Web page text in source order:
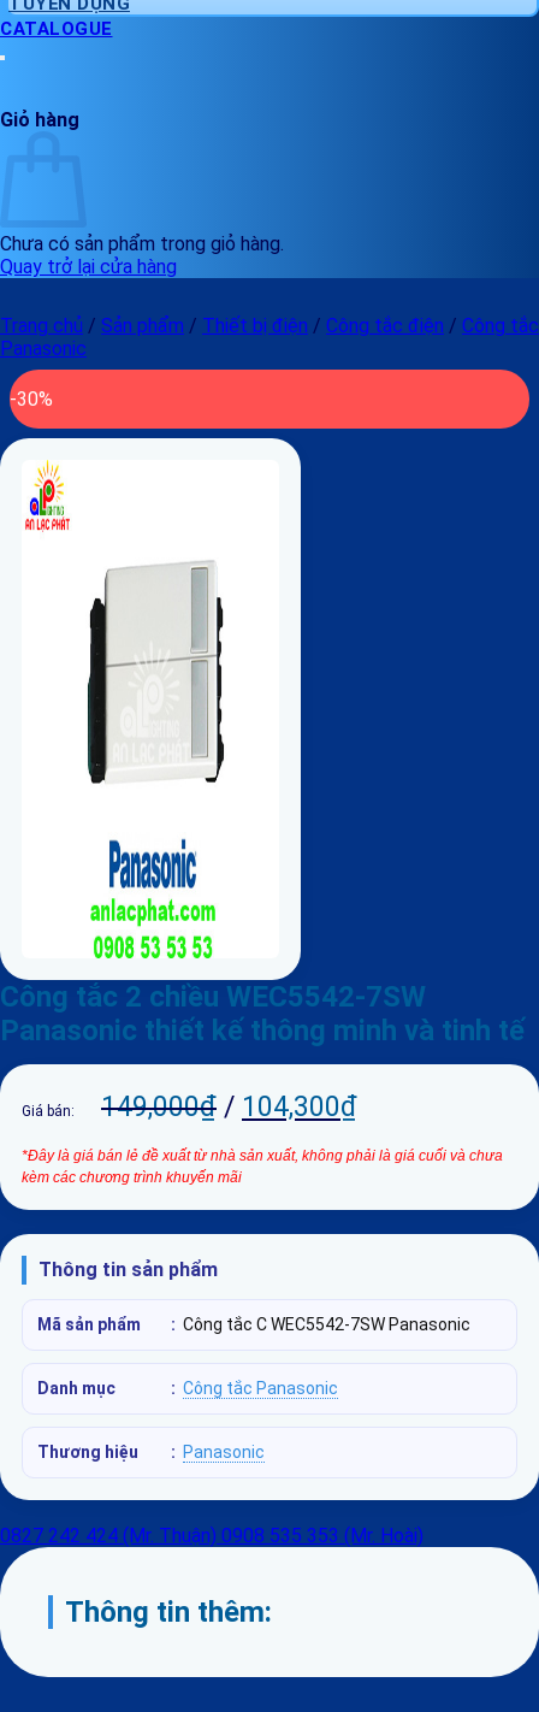
CATALOGUE
Giỏ hàng
Chưa có sản phẩm trong giỏ hàng.
Quay trở lại cửa hàng
Trang chủ / Sản phẩm / Thiết bị điện / Công tắc điện / Công tắc
Panasonic
-30%
Công tắc 2 chiều WEC5542-7SW
Panasonic thiết kế thông minh và tinh tế
Giá bán: 149,000₫ / 104,300₫
*Đây là giá bán lẻ đề xuất từ nhà sản xuất, không phải là giá cuối và chưa
kèm các chương trình khuyến mãi
Thông tin sản phẩm
Mã sản phẩm : Công tắc C WEC5542-7SW Panasonic
Danh mục : Công tắc Panasonic
Thương hiệu : Panasonic
0827 242 424 (Mr. Thuận) 0908 535 353 (Mr. Hoài)
Thông tin thêm: